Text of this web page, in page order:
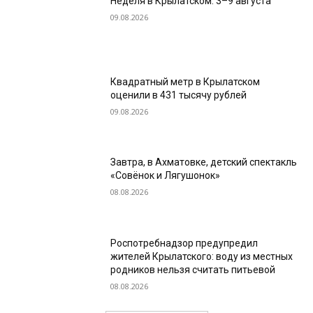
09.08.2026
Квадратный метр в Крылатском
оценили в 431 тысячу рублей
09.08.2026
Завтра, в Ахматовке, детский спектакль
«Совёнок и Лягушонок»
08.08.2026
Роспотребнадзор предупредил
жителей Крылатского: воду из местных
родников нельзя считать питьевой
08.08.2026